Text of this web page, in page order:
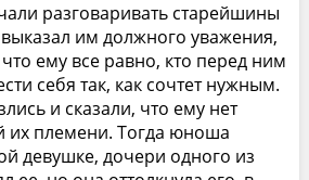
разговаривать старейшины
им должного уважения,
ему все равно, кто перед ним
себя так, как сочтет нужным.
и сказали, что ему нет
их племени. Тогда юноша
девушке, дочери одного из